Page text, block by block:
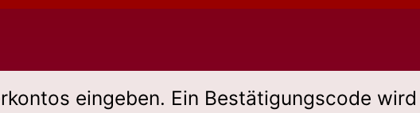
eingeben. Ein Bestätigungscode